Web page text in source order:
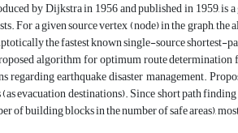
by Dijkstra in 1956 and published in 1959, is
For a given source vertex (node) in the graph,
the fastest known single-source
algorithm for optimum route
regarding earthquake disaster management.
evacuation destinations). Since short path
of building blocks in the number of safe areas),